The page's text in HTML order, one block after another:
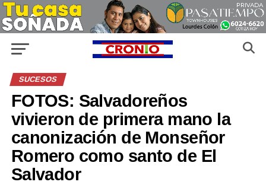
SUCESOS
FOTOS: Salvadoreños
vivieron de primera mano la
canonización de Monseñor
Romero como santo de El
Salvador